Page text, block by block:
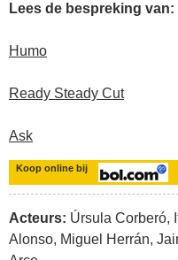
Lees de bespreking van:
Humo
Ready Steady Cut
Ask
Koop online bij
Acteurs: Úrsula Corberó,
Alonso, Miguel Herrán,